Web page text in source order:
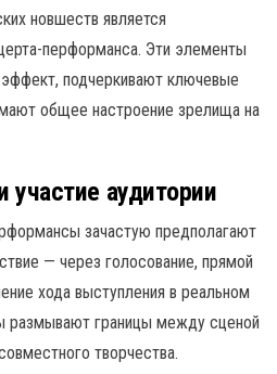
новшеств является
перформанса. Эти элементы
подчеркивают ключевые
общее настроение зрелища на
участие аудитории
зачастую предполагают
— через голосование, прямой
хода выступления в реальном
размывают границы между сценой
творчества.